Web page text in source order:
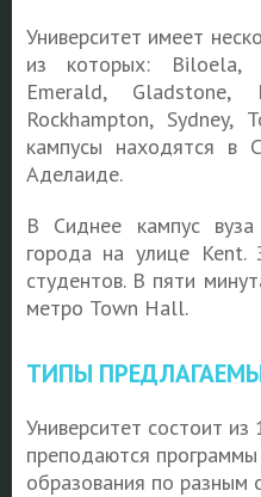
Университет имеет
из которых: Biloela,
Emerald, Gladstone,
Rockhampton, Sydney,
кампусы находятся в
Аделаиде.
В Сиднее кампус
города на улице Kent.
студентов. В пяти
метро Town Hall.
ТИПЫ
Университет состоит
преподаются
образования по разным